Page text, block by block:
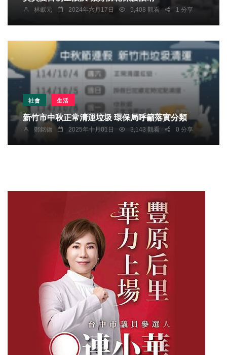
林獻元 2024年六月17日 5,408 觀看 1 分享
社會 生活
新竹市中秋正常清運垃圾 環保局呼籲落實分類
鄭銘德 2025年十月01日 3,143 觀看 0 分享